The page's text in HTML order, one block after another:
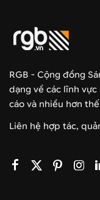
RGB - Cộng đồng
dạng về các lĩnh
cáo và nhiều hơn
Liên hệ hợp tác,